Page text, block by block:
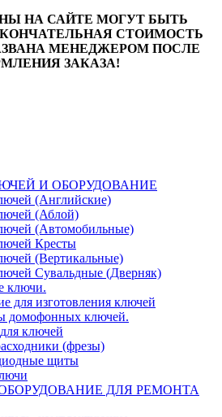
НА САЙТЕ МОГУТ БЫТЬ
СТОИМОСТЬ
МЕНЕДЖЕРОМ ПОСЛЕ
ЗАКАЗА!
И ОБОРУДОВАНИЕ
(Английские)
(Аблой)
(Автомобильные)
Кресты
(Вертикальные)
Сувальдные (Дверняк)
ключи.
для изготовления ключей
домофонных ключей.
ключей
(фрезы)
щиты
ДЛЯ РЕМОНТА